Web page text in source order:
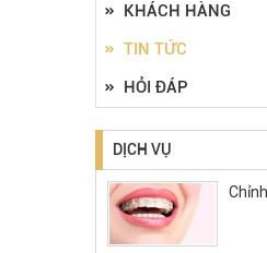
KHÁCH HÀNG
TIN TỨC
HỎI ĐÁP
DỊCH VỤ